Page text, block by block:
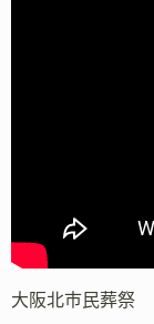
大阪北市民葬祭